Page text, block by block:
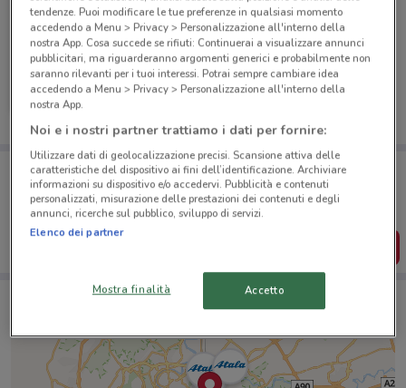
Atala
Scade il 31/12
Porta DoveConviene sempre con te!
Puoi trovare le migliori offerte dei negozi vicino a te,
salvarle e creare la tua lista del risparmio, comodamente
dal tuo cellulare.
tendenze. Puoi modificare le tue preferenze in qualsiasi momento
accedendo a Menu > Privacy > Personalizzazione all'interno della
nostra App. Cosa succede se rifiuti: Continuerai a visualizzare annunci
pubblicitari, ma riguarderanno argomenti generici e probabilmente non
saranno rilevanti per i tuoi interessi. Potrai sempre cambiare idea
accedendo a Menu > Privacy > Personalizzazione all'interno della
nostra App.
Noi e i nostri partner trattiamo i dati per fornire:
Utilizzare dati di geolocalizzazione precisi. Scansione attiva delle
caratteristiche del dispositivo ai fini dell’identificazione. Archiviare
informazioni su dispositivo e/o accedervi. Pubblicità e contenuti
personalizzati, misurazione delle prestazioni dei contenuti e degli
annunci, ricerche sul pubblico, sviluppo di servizi.
Elenco dei partner
Mostra finalità Accetto